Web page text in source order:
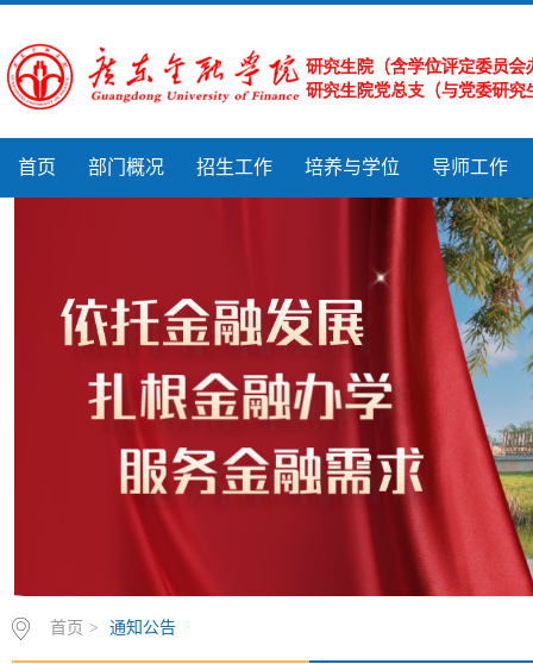
首页 部门概况 招生工作 培养与学位 导师工作
首页 > 通知公告